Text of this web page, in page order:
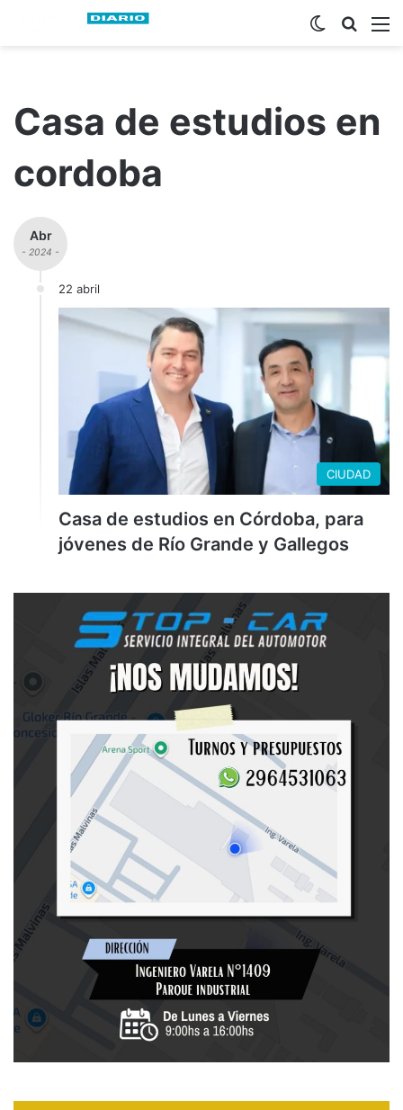
Buscar
Switch skin
Casa de estudios en
cordoba
Abr
- 2024 -
22 abril
CIUDAD
Casa de estudios en Córdoba, para
jóvenes de Río Grande y Gallegos